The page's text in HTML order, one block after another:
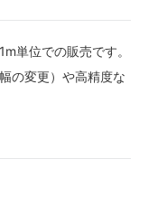
単位での販売です。
の変更）や高精度な